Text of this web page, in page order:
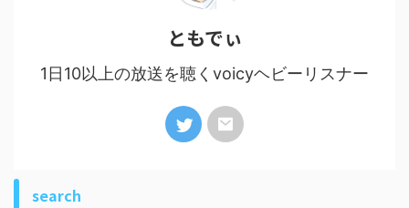
ともでぃ
1日10以上の放送を聴くvoicyヘビーリスナー
search